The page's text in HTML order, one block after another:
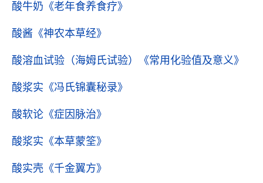
酸牛奶 《老年食养食疗》
酸酱 《神农本草经》
酸溶血试验（海姆氏试验） 《常用化验值及意义》
酸浆实 《冯氏锦囊秘录》
酸软论 《症因脉治》
酸浆实 《本草蒙筌》
酸实壳 《千金翼方》